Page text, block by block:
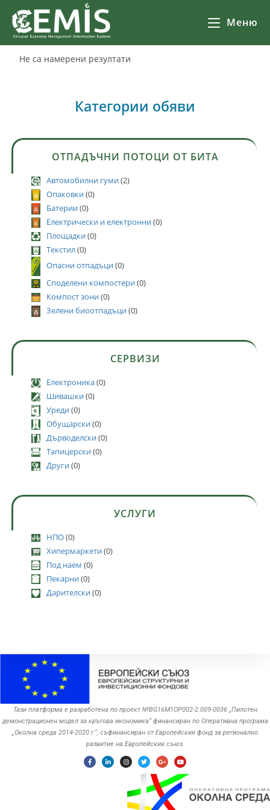
Меню
Не са намерени резултати
Категории обяви
ОТПАДЪЧНИ ПОТОЦИ ОТ БИТА
Автомобилни гуми(2)
Опаковки(0)
Батерии(0)
Електрически и електронни(0)
Площадки(0)
Текстил(0)
Опасни отпадъци(0)
Споделени компостери(0)
Компост зони(0)
Зелени биоотпадъци(0)
СЕРВИЗИ
Електроника(0)
Шивашки(0)
Уреди(0)
Обущарски(0)
Дърводелски(0)
Тапицерски(0)
Други(0)
УСЛУГИ
НПО(0)
Хипермаркети(0)
Под наем (0)
Пекарни(0)
Дарителски(0)
Тази платформа е разработена по проект №BG16M1OP002-2.‎009-0036 „Пилотен
демонстрационен модел за кръгова икономика“ финансиран по Оперативна програма
„Околна среда ‎‎2014-2020 г.“, съфинансиран от Европейския фонд за регионално
развитие на Европейския съюз.